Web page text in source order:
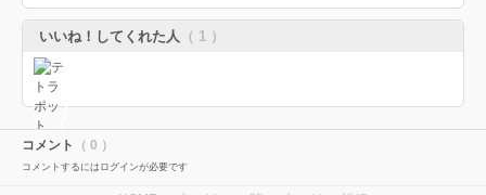
いいね！してくれた人 （ 1 ）
コメント （ 0 ）
コメントするにはログインが必要です